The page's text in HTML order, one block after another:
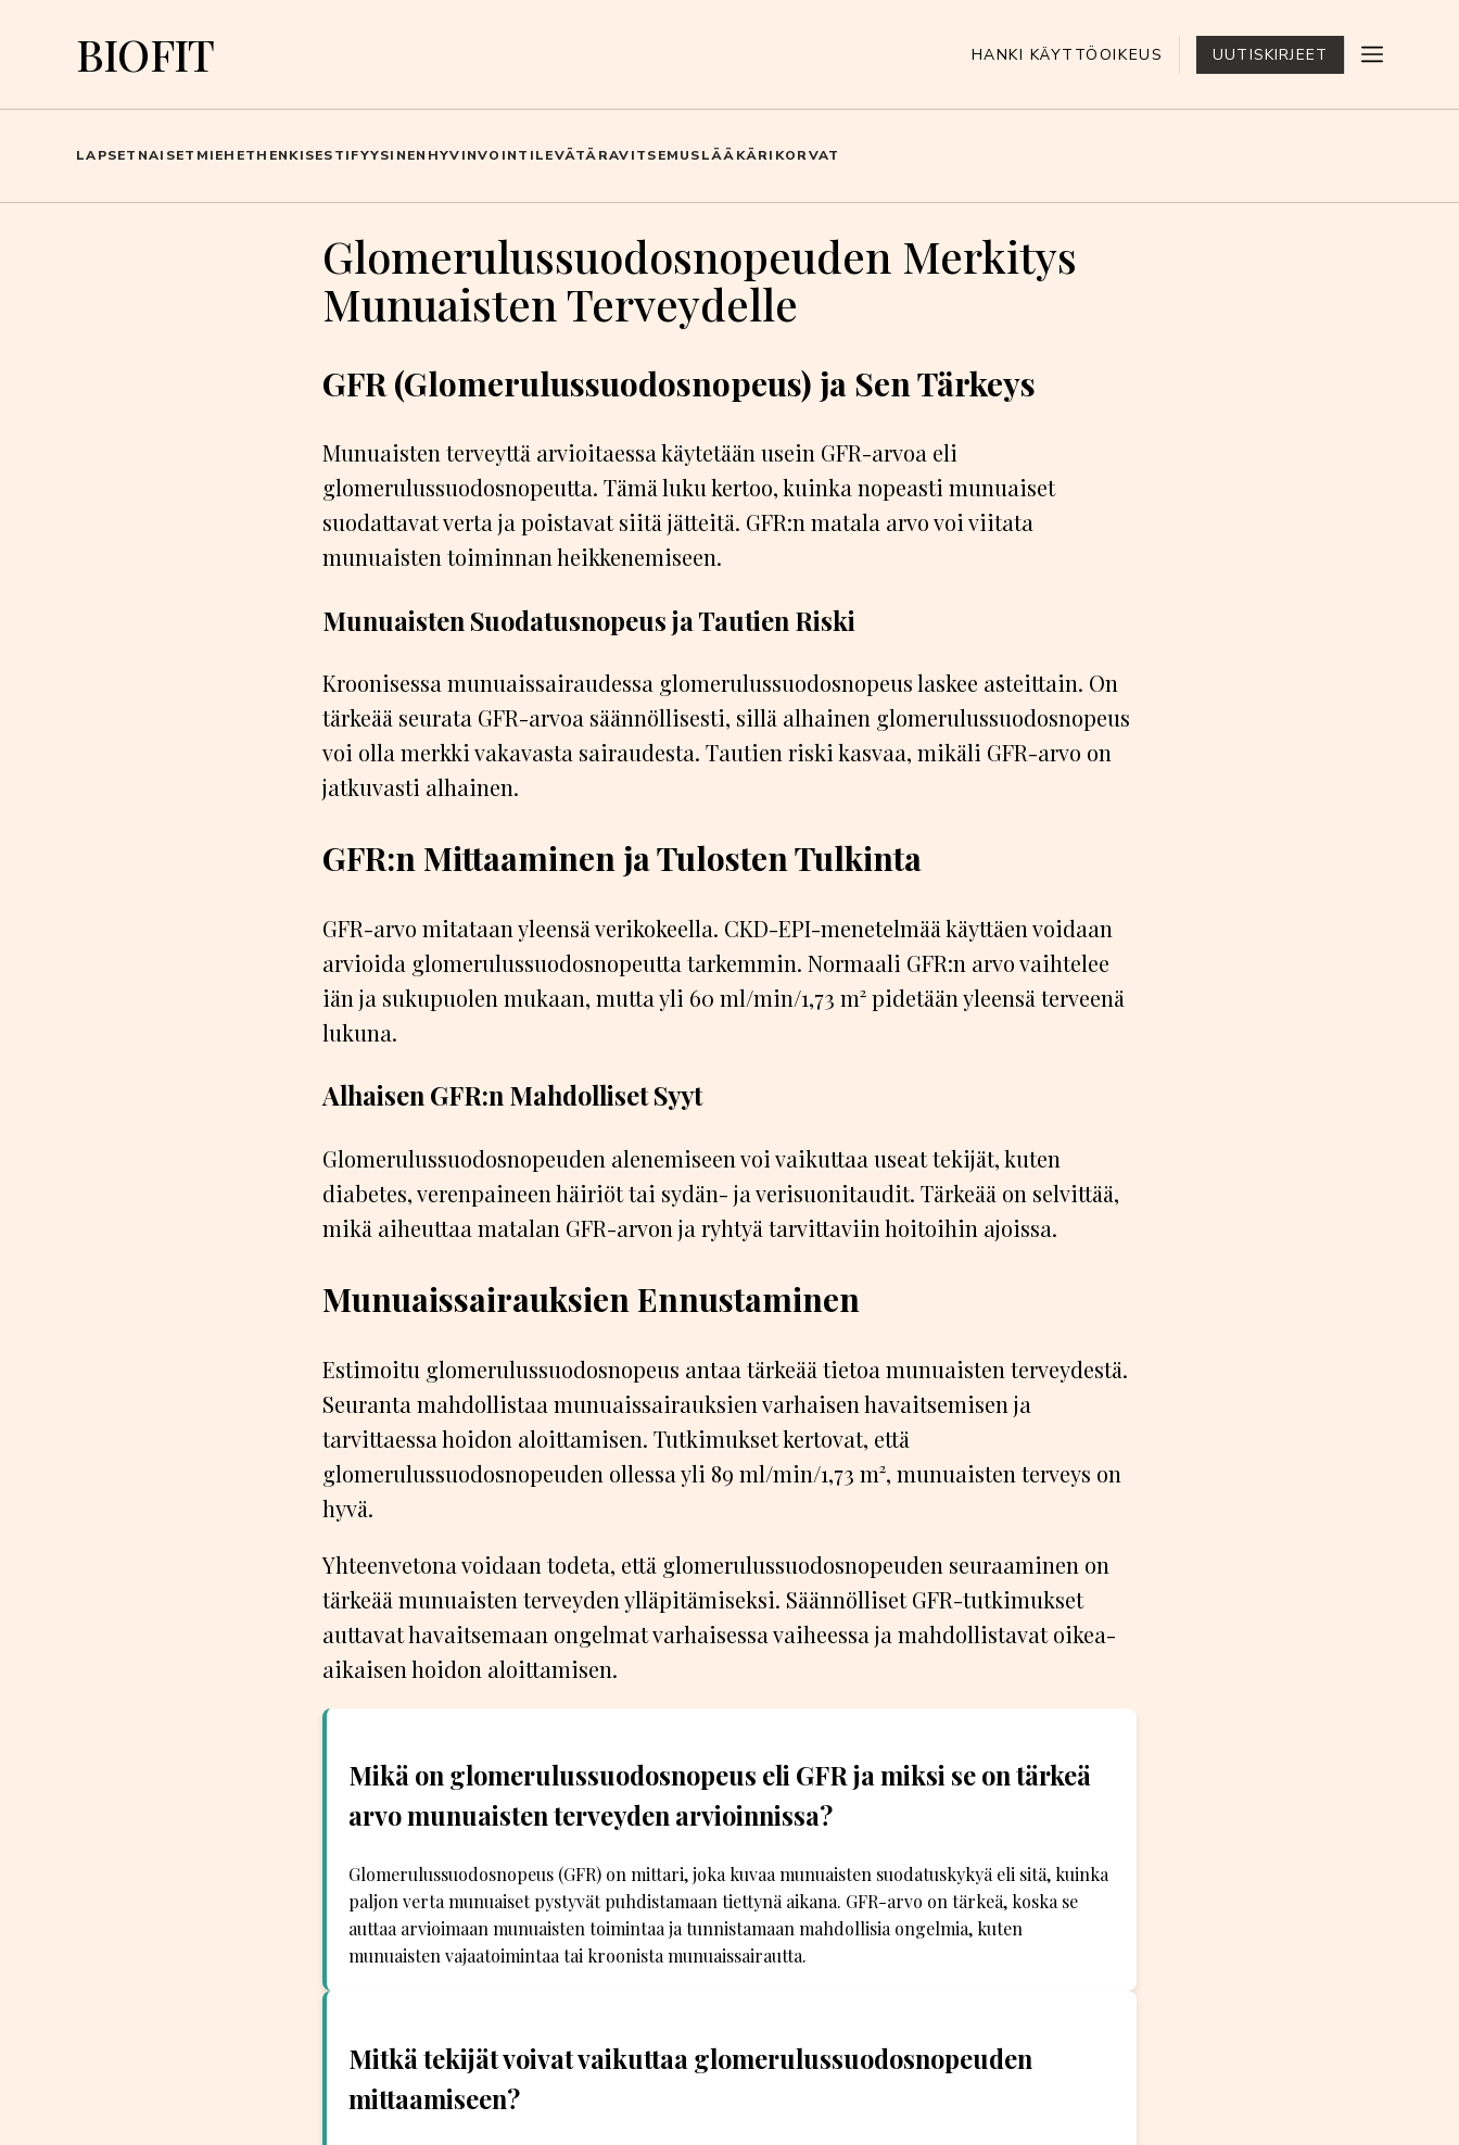
BIOFIT HANKI KÄYTTÖOIKEUS UUTISKIRJEET
LAPSET NAISET MIEHETHENKISESTIFYYSINEN HYVINVOINTILEVÄTÄRAVITSEMUSLÄÄKÄRI KORVAT
Glomerulussuodosnopeuden Merkitys
Munuaisten Terveydelle
GFR (Glomerulussuodosnopeus) ja Sen Tärkeys
Munuaisten terveyttä arvioitaessa käytetään usein GFR-arvoa eli
glomerulussuodosnopeutta. Tämä luku kertoo, kuinka nopeasti munuaiset
suodattavat verta ja poistavat siitä jätteitä. GFR:n matala arvo voi viitata
munuaisten toiminnan heikkenemiseen.
Munuaisten Suodatusnopeus ja Tautien Riski
Kroonisessa munuaissairaudessa glomerulussuodosnopeus laskee asteittain. On
tärkeää seurata GFR-arvoa säännöllisesti, sillä alhainen glomerulussuodosnopeus
voi olla merkki vakavasta sairaudesta. Tautien riski kasvaa, mikäli GFR-arvo on
jatkuvasti alhainen.
GFR:n Mittaaminen ja Tulosten Tulkinta
GFR-arvo mitataan yleensä verikokeella. CKD-EPI-menetelmää käyttäen voidaan
arvioida glomerulussuodosnopeutta tarkemmin. Normaali GFR:n arvo vaihtelee
iän ja sukupuolen mukaan, mutta yli 60 ml/min/1,73 m² pidetään yleensä terveenä
lukuna.
Alhaisen GFR:n Mahdolliset Syyt
Glomerulussuodosnopeuden alenemiseen voi vaikuttaa useat tekijät, kuten
diabetes, verenpaineen häiriöt tai sydän- ja verisuonitaudit. Tärkeää on selvittää,
mikä aiheuttaa matalan GFR-arvon ja ryhtyä tarvittaviin hoitoihin ajoissa.
Munuaissairauksien Ennustaminen
Estimoitu glomerulussuodosnopeus antaa tärkeää tietoa munuaisten terveydestä.
Seuranta mahdollistaa munuaissairauksien varhaisen havaitsemisen ja
tarvittaessa hoidon aloittamisen. Tutkimukset kertovat, että
glomerulussuodosnopeuden ollessa yli 89 ml/min/1,73 m², munuaisten terveys on
hyvä.
Yhteenvetona voidaan todeta, että glomerulussuodosnopeuden seuraaminen on
tärkeää munuaisten terveyden ylläpitämiseksi. Säännölliset GFR-tutkimukset
auttavat havaitsemaan ongelmat varhaisessa vaiheessa ja mahdollistavat oikea-
aikaisen hoidon aloittamisen.
Mikä on glomerulussuodosnopeus eli GFR ja miksi se on tärkeä
arvo munuaisten terveyden arvioinnissa?
Glomerulussuodosnopeus (GFR) on mittari, joka kuvaa munuaisten suodatuskykyä eli sitä, kuinka
paljon verta munuaiset pystyvät puhdistamaan tiettynä aikana. GFR-arvo on tärkeä, koska se
auttaa arvioimaan munuaisten toimintaa ja tunnistamaan mahdollisia ongelmia, kuten
munuaisten vajaatoimintaa tai kroonista munuaissairautta.
Mitkä tekijät voivat vaikuttaa glomerulussuodosnopeuden
mittaamiseen?